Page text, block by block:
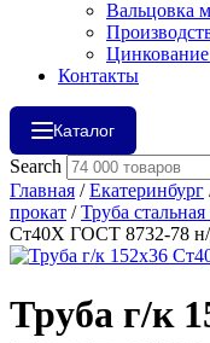
Вальцовка
Цинкование
Контакты
Каталог
Search
Главная /Екатеринбург
прокат /Труба стальная
Ст40Х ГОСТ 8732-78
Труба г/к